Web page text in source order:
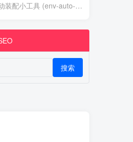
配小工具 (env-auto-setup)
搜索